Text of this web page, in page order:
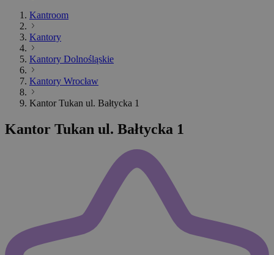
Kantroom
Kantory
Kantory Dolnośląskie
Kantory Wrocław
Kantor Tukan ul. Bałtycka 1
Kantor Tukan ul. Bałtycka 1